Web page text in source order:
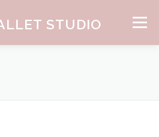
STUDIO メニュー